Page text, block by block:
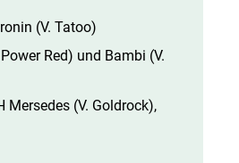
(V. Tatoo)
Red) und Bambi (V.
(V. Goldrock),